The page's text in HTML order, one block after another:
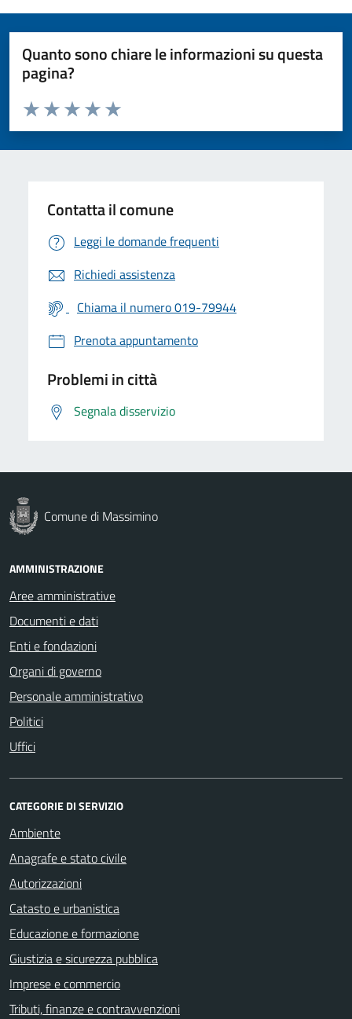
Quanto sono chiare le informazioni su questa
pagina?
Valuta da 1 a 5 stelle la pagina
Valuta 5 stelle su 5
Valuta 4 stelle su 5
Valuta 3 stelle su 5
Valuta 2 stelle su 5
Valuta 1 stelle su 5
Contatta il comune
Leggi le domande frequenti
Richiedi assistenza
Chiama il numero 019-79944
Prenota appuntamento
Problemi in città
Segnala disservizio
Comune di Massimino
AMMINISTRAZIONE
Aree amministrative
Documenti e dati
Enti e fondazioni
Organi di governo
Personale amministrativo
Politici
Uffici
CATEGORIE DI SERVIZIO
Ambiente
Anagrafe e stato civile
Autorizzazioni
Catasto e urbanistica
Educazione e formazione
Giustizia e sicurezza pubblica
Imprese e commercio
Tributi, finanze e contravvenzioni